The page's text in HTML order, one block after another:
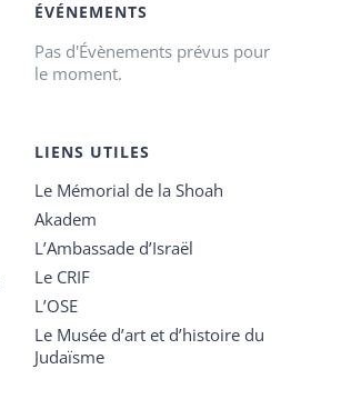
ÉVÉNEMENTS
Pas d'Évènements prévus pour
le moment.
LIENS UTILES
Le Mémorial de la Shoah
Akadem
L’Ambassade d’Israël
Le CRIF
L’OSE
Le Musée d’art et d’histoire du
Judaïsme